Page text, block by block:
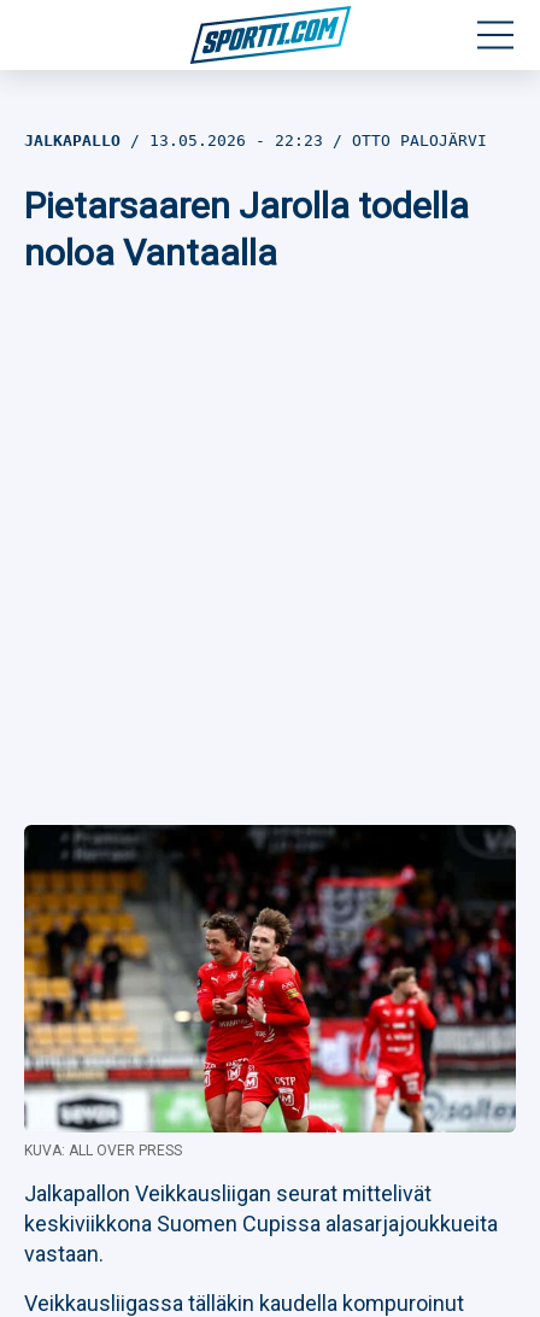
Jalkapallo
JALKAPALLO 13.05.2026 - 22:23 OTTO PALOJÄRVI
Pietarsaaren Jarolla todella
noloa Vantaalla
KUVA: ALL OVER PRESS
Jalkapallon Veikkausliigan seurat mittelivät
keskiviikkona Suomen Cupissa alasarjajoukkueita
vastaan.
Veikkausliigassa tälläkin kaudella kompuroinut